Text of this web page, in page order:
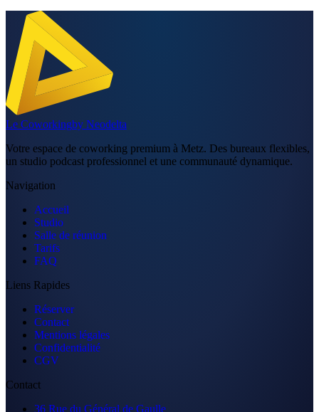
Le Coworkingby Neodelta
Votre espace de coworking premium à Metz. Des bureaux flexibles,
un studio podcast professionnel et une communauté dynamique.
Navigation
Accueil
Studio
Salle de réunion
Tarifs
FAQ
Liens Rapides
Réserver
Contact
Mentions légales
Confidentialité
CGV
Contact
36 Rue du Général de Gaulle